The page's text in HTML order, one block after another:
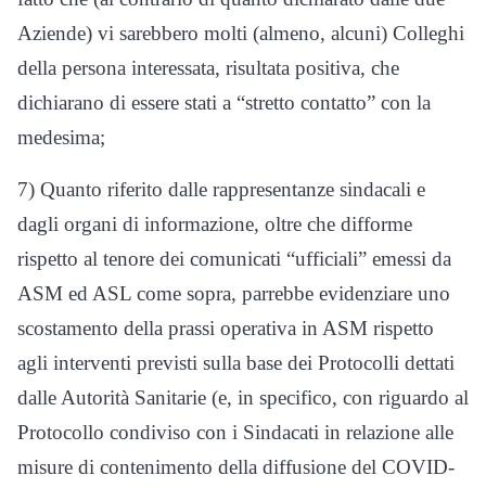
Aziende) vi sarebbero molti (almeno, alcuni) Colleghi
della persona interessata, risultata positiva, che
dichiarano di essere stati a “stretto contatto” con la
medesima;
7) Quanto riferito dalle rappresentanze sindacali e
dagli organi di informazione, oltre che difforme
rispetto al tenore dei comunicati “ufficiali” emessi da
ASM ed ASL come sopra, parrebbe evidenziare uno
scostamento della prassi operativa in ASM rispetto
agli interventi previsti sulla base dei Protocolli dettati
dalle Autorità Sanitarie (e, in specifico, con riguardo al
Protocollo condiviso con i Sindacati in relazione alle
misure di contenimento della diffusione del COVID-